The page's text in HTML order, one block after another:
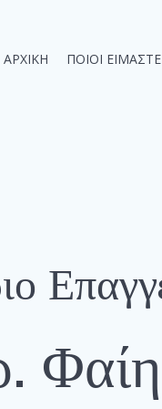
ΑΡΧΙΚΉ ΠΟΙΟΙ ΕΊΜΑΣΤΕ